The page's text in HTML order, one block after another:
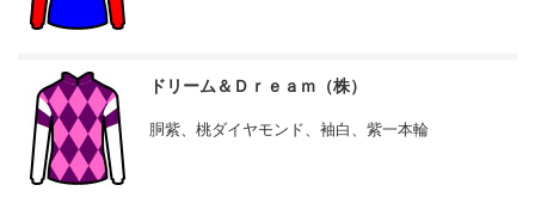
ドリーム＆Ｄｒｅａｍ（株）
胴紫、桃ダイヤモンド、袖白、紫一本輪